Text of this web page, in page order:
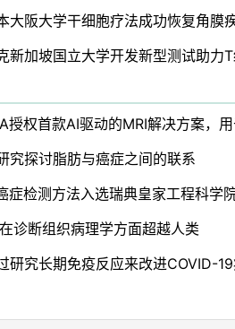
大阪大学干细胞疗法成功恢复角膜
新加坡国立大学开发新型测试助力T
授权首款AI驱动的MRI解决方案，
究探讨脂肪与癌症之间的联系
症检测方法入选瑞典皇家工程科学
诊断组织病理学方面超越人类
研究长期免疫反应来改进COVID-